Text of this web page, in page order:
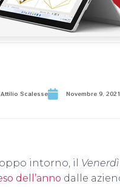
Attilio Scalesse Novembre 9, 2021
intorno, il
dell’anno dalle